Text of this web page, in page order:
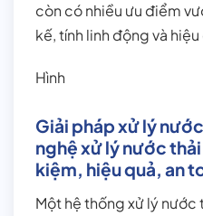
còn có nhiều ưu điểm
kế, tính linh động và
Hình
Giải pháp xử lý
nghệ xử lý nước
kiệm, hiệu quả, an
Một hệ thống xử lý nước